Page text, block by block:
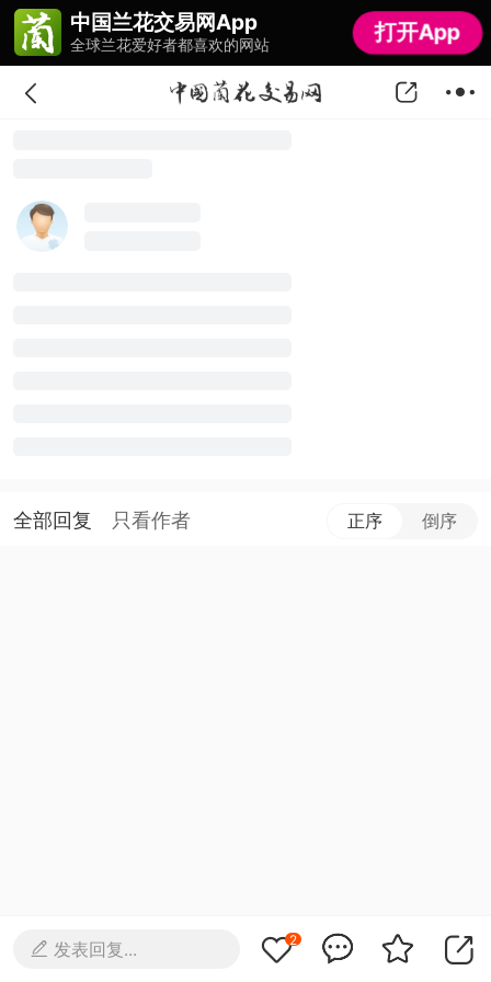
中国兰花交易网App
全球兰花爱好者都喜欢的网站 打开App
中国兰花交易网App
全球兰花爱好者都喜欢的网站 打开App
全部回复 只看作者 正序 倒序
发表回复...
2